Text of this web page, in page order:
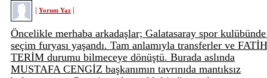
Yorum Yaz
Öncelikle merhaba arkadaşlar; Galatasaray spor
seçim furyası yaşandı. Tam anlamıyla transferler ve FATİH
TERİM durumu bilmeceye dönüştü. Burada aslında
MUSTAFA CENGİZ başkanımın tavrınıda mantıksız